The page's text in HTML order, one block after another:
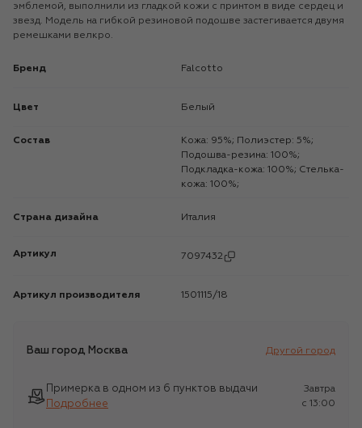
эмблемой, выполнили из гладкой кожи с принтом в виде сердец и
звезд. Модель на гибкой резиновой подошве застегивается двумя
ремешками велкро.
Бренд Falcotto
Цвет Белый
Состав
Кожа: 95%; Полиэстер: 5%;
Подошва-резина: 100%;
Подкладка-кожа: 100%; Стелька-
кожа: 100%;
Страна дизайна Италия
Артикул 7097432
Артикул производителя 1501115/18
Ваш город Москва Другой город
Примерка в одном из 6 пунктов выдачи
Подробнее
Завтра
c 13:00